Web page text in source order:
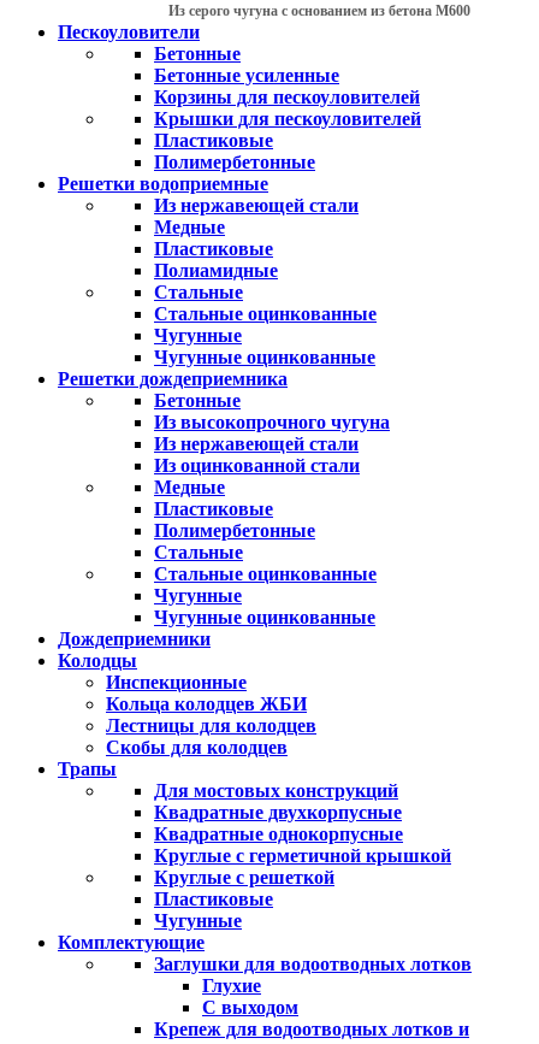
Из серого чугуна с основанием из бетона М600
Пескоуловители
Бетонные
Бетонные усиленные
Корзины для пескоуловителей
Крышки для пескоуловителей
Пластиковые
Полимербетонные
Решетки водоприемные
Из нержавеющей стали
Медные
Пластиковые
Полиамидные
Стальные
Стальные оцинкованные
Чугунные
Чугунные оцинкованные
Решетки дождеприемника
Бетонные
Из высокопрочного чугуна
Из нержавеющей стали
Из оцинкованной стали
Медные
Пластиковые
Полимербетонные
Стальные
Стальные оцинкованные
Чугунные
Чугунные оцинкованные
Дождеприемники
Колодцы
Инспекционные
Кольца колодцев ЖБИ
Лестницы для колодцев
Скобы для колодцев
Трапы
Для мостовых конструкций
Квадратные двухкорпусные
Квадратные однокорпусные
Круглые с герметичной крышкой
Круглые с решеткой
Пластиковые
Чугунные
Комплектующие
Заглушки для водоотводных лотков
Глухие
С выходом
Крепеж для водоотводных лотков и